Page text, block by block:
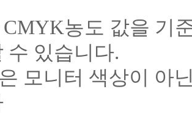
CMYK농도 값을 기
수 있습니다.
모니터 색상이 아